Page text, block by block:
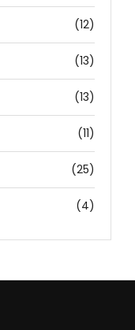
(12)
(13)
(13)
(11)
(25)
(4)